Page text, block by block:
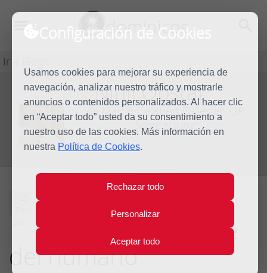
Configuración de Cookies
Usamos cookies para mejorar su experiencia de
navegación, analizar nuestro tráfico y mostrarle
anuncios o contenidos personalizados. Al hacer clic
en “Aceptar todo” usted da su consentimiento a
nuestro uso de las cookies. Más información en
nuestra Política de Cookies.
Rechazar todo
Personalizar
Aceptar todo
dominicos
Ir a Blogs
BlogNihil Obstat
de Martín Gelabert Ballester, OP
Sobre el autor
Encarnación: el
precio insuperable
del humano